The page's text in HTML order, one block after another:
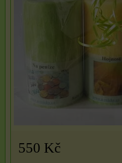
550 Kč